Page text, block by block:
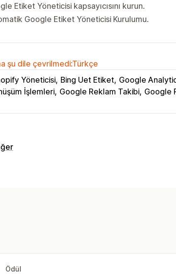
Etiket Yöneticisi kapsayıcısını kurun.
Google Etiket Yöneticisi Kurulumu.
şu dile çevrilmedi:Türkçe
Yöneticisi Bing Uet Etiket Google
İşlemleri Google Reklam Takibi Google
Ödül